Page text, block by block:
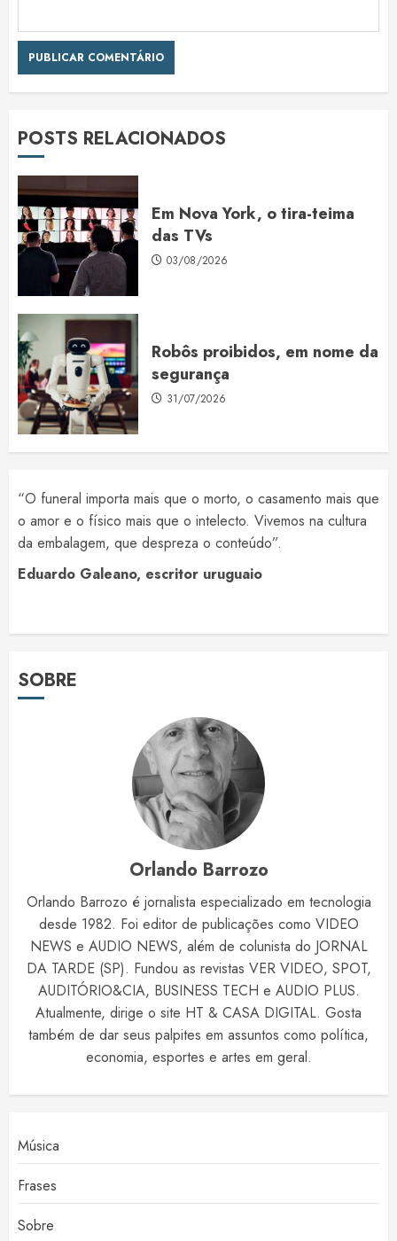
POSTS RELACIONADOS
Em Nova York, o tira-teima
das TVs
03/08/2026
Robôs proibidos, em nome da
segurança
31/07/2026
“O funeral importa mais que o morto, o casamento mais que
o amor e o físico mais que o intelecto. Vivemos na cultura
da embalagem, que despreza o conteúdo”.
Eduardo Galeano, escritor uruguaio
SOBRE
Orlando Barrozo
Orlando Barrozo é jornalista especializado em tecnologia
desde 1982. Foi editor de publicações como VIDEO
NEWS e AUDIO NEWS, além de colunista do JORNAL
DA TARDE (SP). Fundou as revistas VER VIDEO, SPOT,
AUDITÓRIO&CIA, BUSINESS TECH e AUDIO PLUS.
Atualmente, dirige o site HT & CASA DIGITAL. Gosta
também de dar seus palpites em assuntos como política,
economia, esportes e artes em geral.
Música
Frases
Sobre